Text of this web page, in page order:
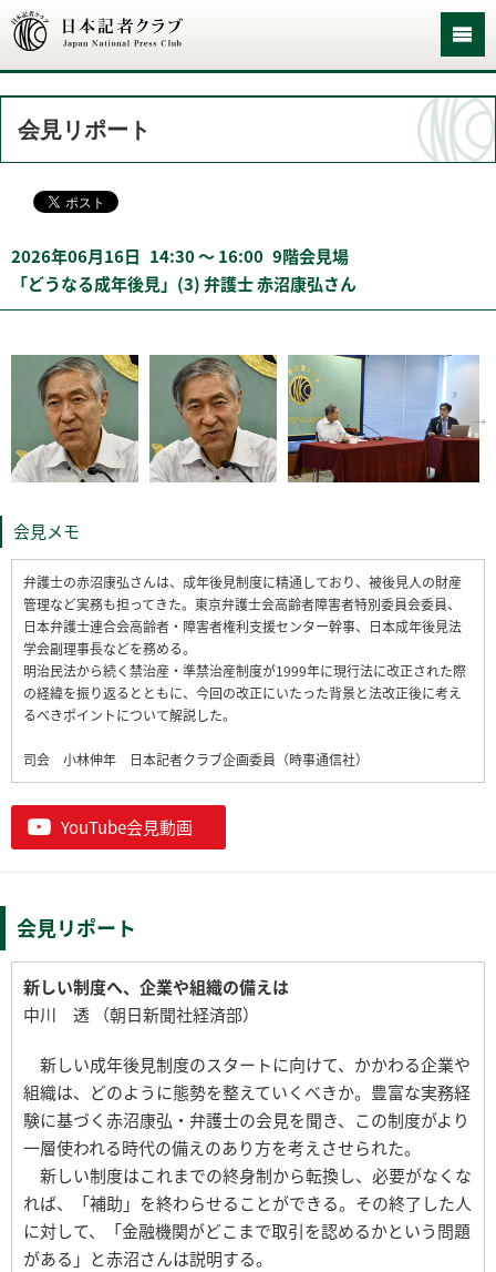
会見リポート
2026年06月16日 14:30 〜 16:00 9階会見場
「どうなる成年後見」(3) 弁護士 赤沼康弘さん
会見メモ
弁護士の赤沼康弘さんは、成年後見制度に精通しており、被後見人の財産
管理など実務も担ってきた。東京弁護士会高齢者障害者特別委員会委員、
日本弁護士連合会高齢者・障害者権利支援センター幹事、日本成年後見法
学会副理事長などを務める。
明治民法から続く禁治産・準禁治産制度が1999年に現行法に改正された際
の経緯を振り返るとともに、今回の改正にいたった背景と法改正後に考え
るべきポイントについて解説した。
司会 小林伸年 日本記者クラブ企画委員（時事通信社）
YouTube会見動画
会見リポート
新しい制度へ、企業や組織の備えは
中川 透 （朝日新聞社経済部）
新しい成年後見制度のスタートに向けて、かかわる企業や
組織は、どのように態勢を整えていくべきか。豊富な実務経
験に基づく赤沼康弘・弁護士の会見を聞き、この制度がより
一層使われる時代の備えのあり方を考えさせられた。
新しい制度はこれまでの終身制から転換し、必要がなくな
れば、「補助」を終わらせることができる。その終了した人
に対して、「金融機関がどこまで取引を認めるかという問題
がある」と赤沼さんは説明する。